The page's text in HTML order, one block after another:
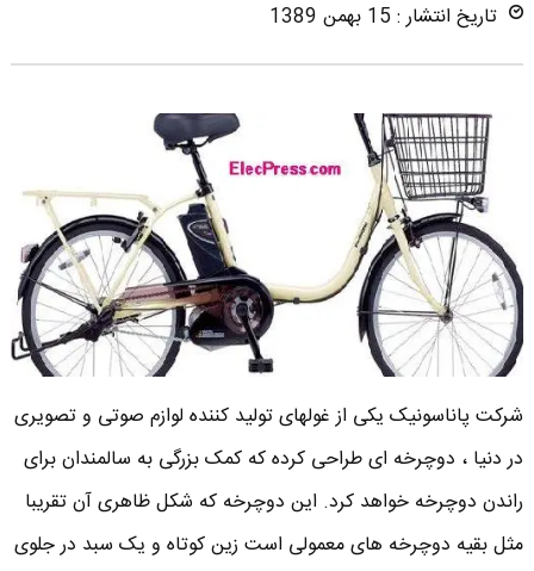
تاریخ انتشار : 15 بهمن 1389
شرکت پاناسونیک یکی از غولهای تولید کننده لوازم صوتی و تصویری
در دنیا ، دوچرخه ای طراحی کرده که کمک بزرگی به سالمندان برای
راندن دوچرخه خواهد کرد. این دوچرخه که شکل ظاهری آن تقریبا
مثل بقیه دوچرخه های معمولی است زین کوتاه و یک سبد در جلوی